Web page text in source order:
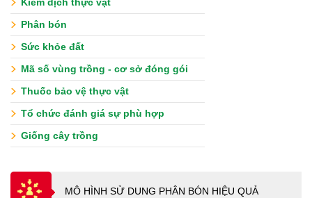
Phân bón
Sức khỏe đất
Mã số vùng trồng - cơ sở đóng gói
Thuốc bảo vệ thực vật
Tổ chức đánh giá sự phù hợp
Giống cây trồng
MÔ HÌNH SỬ DUNG PHÂN BÓN HIỆU QUẢ